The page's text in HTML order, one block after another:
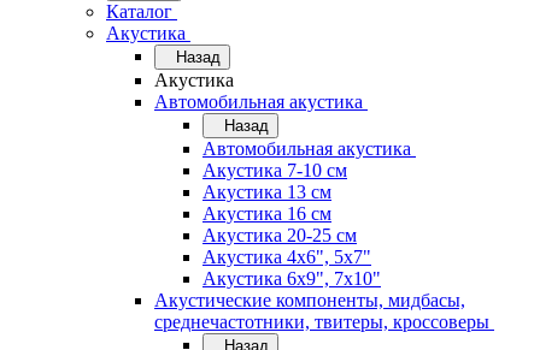
Каталог
Акустика
Назад
Акустика
Автомобильная акустика
Назад
Автомобильная акустика
Акустика 7-10 см
Акустика 13 см
Акустика 16 см
Акустика 20-25 см
Акустика 4х6", 5х7"
Акустика 6х9", 7х10"
Акустические компоненты, мидбасы,
среднечастотники, твитеры, кроссоверы
Назад